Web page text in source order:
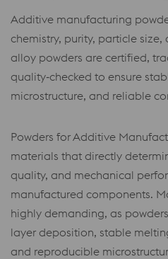
Additive manufacturing
chemistry, purity, particle
alloy powders are certified,
quality‑checked to ensure
microstructure, and reliable
Powders for Additive
materials that directly
quality, and mechanical
manufactured components.
highly demanding, as
layer deposition, stable
and reproducible